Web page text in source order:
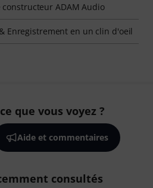
ADAM Audio
Enregistrement en un clin d'oeil
que vous voyez ?
Aide et commentaires
consultés